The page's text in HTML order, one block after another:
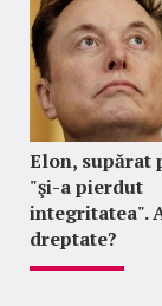
Elon, supărat
"şi-a pierdut
integritatea".
dreptate?